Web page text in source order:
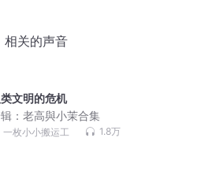
相关的声音
类文明的危机
： 老高與小茉合集
一枚小小搬运工 1.8万